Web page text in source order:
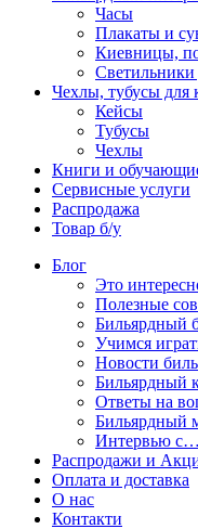
Часы
Плакаты и
Киевницы,
Чехлы, тубусы для
Кейсы
Тубусы
Чехлы
Книги и
Сервисные услуги
Распродажа
Товар б/у
Блог
Это
Полезные
Бильярдный
Учимся
Новости
Бильярдный
Ответы на
Бильярдный
Интервью с…
Распродажи и
Оплата и доставка
О нас
Контакти